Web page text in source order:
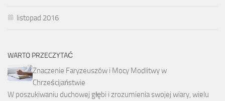
listopad 2016
WARTO PRZECZYTAĆ
Znaczenie Faryzeuszów i Mocy Modlitwy w
Chrześcijaństwie
W poszukiwaniu duchowej głębi i zrozumienia swojej wiary, wielu